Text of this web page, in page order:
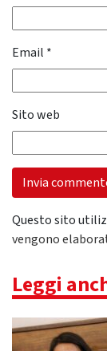
Email *
Sito web
Questo sito
vengono
Leggi